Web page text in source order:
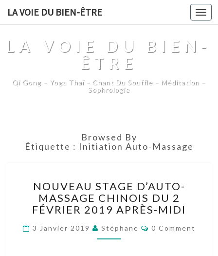
LA VOIE DU BIEN-ÊTRE
LA VOIE DU BIEN-
ÊTRE
Qi Gong – Yoga Thaï – Chant Du Souffle – Méditation –
Sophrologie
Browsed By
Étiquette : Initiation Auto-Massage
STAGE
D’AUTO-
MASSAGE
DU
2
NOUVEAU STAGE D’AUTO-
MASSAGE CHINOIS DU 2
FÉVRIER 2019 APRÈS-MIDI
3 Janvier 2019 Stéphane Comments
0 Comment